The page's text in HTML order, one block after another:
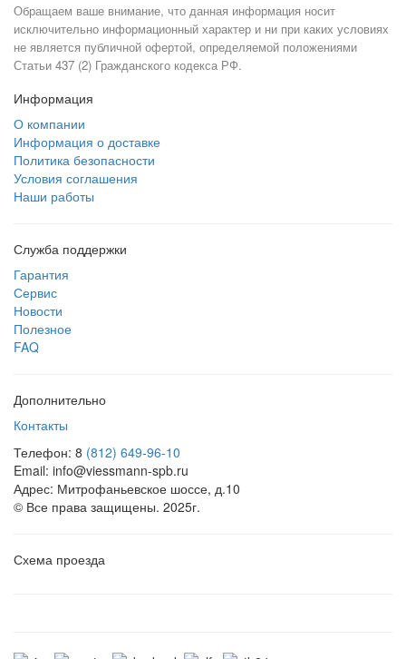
Обращаем ваше внимание, что данная информация носит
исключительно информационный характер и ни при каких условиях
не является публичной офертой, определяемой положениями
Статьи 437 (2) Гражданского кодекса РФ.
Информация
О компании
Информация о доставке
Политика безопасности
Условия соглашения
Наши работы
Служба поддержки
Гарантия
Сервис
Новости
Полезное
FAQ
Дополнительно
Контакты
Телефон: 8 (812) 649-96-10
Email: info@viessmann-spb.ru
Адрес: Митрофаньевское шоссе, д.10
© Все права защищены. 2025г.
Схема проезда